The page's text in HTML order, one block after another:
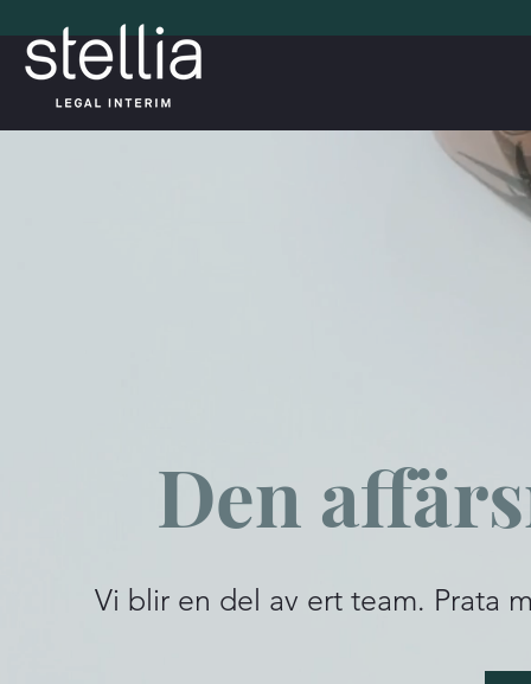
Den
Vi blir en del av ert team. Prata